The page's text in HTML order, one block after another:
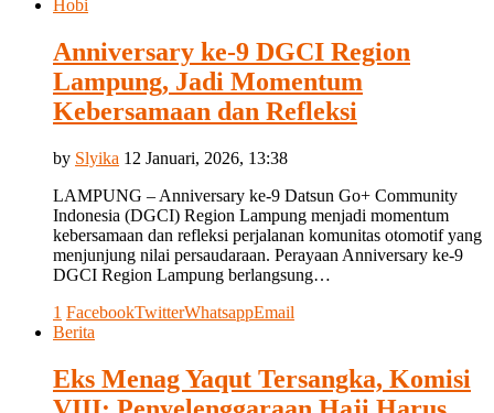
Hobi
Anniversary ke-9 DGCI Region
Lampung, Jadi Momentum
Kebersamaan dan Refleksi
by Slyika 12 Januari, 2026, 13:38
LAMPUNG – Anniversary ke-9 Datsun Go+ Community
Indonesia (DGCI) Region Lampung menjadi momentum
kebersamaan dan refleksi perjalanan komunitas otomotif yang
menjunjung nilai persaudaraan. Perayaan Anniversary ke-9
DGCI Region Lampung berlangsung…
1 FacebookTwitterWhatsappEmail
Berita
Eks Menag Yaqut Tersangka, Komisi